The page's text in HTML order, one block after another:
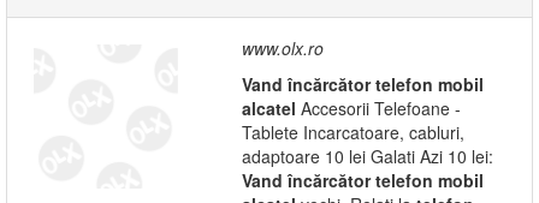
www.olx.ro
Vand încărcător telefon mobil
alcatel Accesorii Telefoane -
Tablete Incarcatoare, cabluri,
adaptoare 10 lei Galati Azi 10 lei:
Vand încărcător telefon mobil